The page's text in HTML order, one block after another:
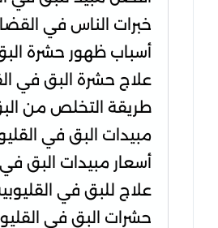
خبرات الناس في
أسباب ظهور حشرة
علاج حشرة البق في
طريقة التخلص من
مبيدات البق في
أسعار مبيدات البق في
علاج للبق في
حشرات البق في